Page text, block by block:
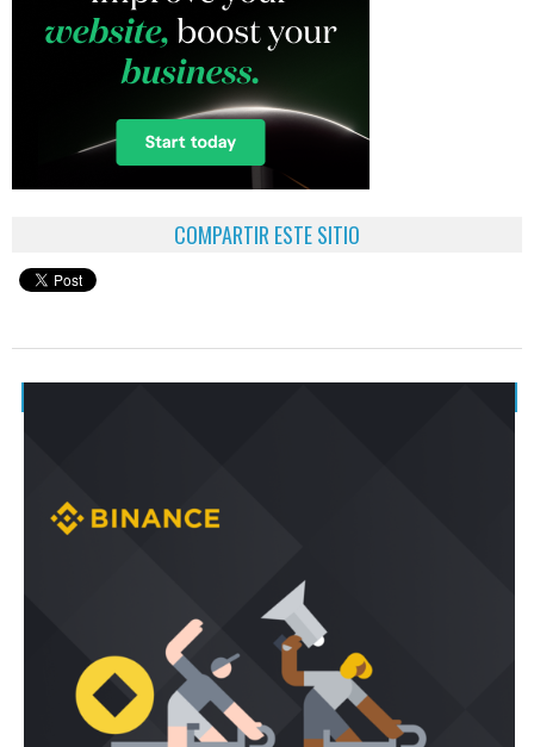
COMPARTIR ESTE SITIO